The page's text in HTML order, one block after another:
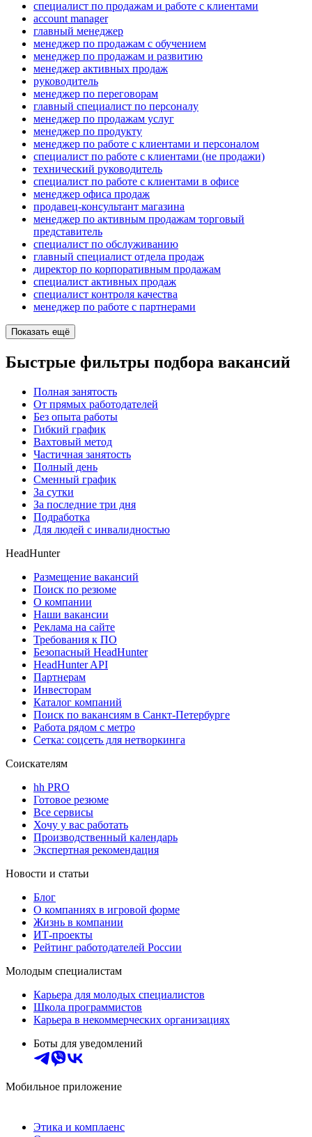
специалист по продажам и работе с клиентами
account manager
главный менеджер
менеджер по продажам с обучением
менеджер по продажам и развитию
менеджер активных продаж
руководитель
менеджер по переговорам
главный специалист по персоналу
менеджер по продажам услуг
менеджер по продукту
менеджер по работе с клиентами и персоналом
специалист по работе с клиентами (не продажи)
технический руководитель
специалист по работе с клиентами в офисе
менеджер офиса продаж
продавец-консультант магазина
менеджер по активным продажам торговый
представитель
специалист по обслуживанию
главный специалист отдела продаж
директор по корпоративным продажам
специалист активных продаж
специалист контроля качества
менеджер по работе с партнерами
Показать ещё
Быстрые фильтры подбора вакансий
Полная занятость
От прямых работодателей
Без опыта работы
Гибкий график
Вахтовый метод
Частичная занятость
Полный день
Сменный график
За сутки
За последние три дня
Подработка
Для людей с инвалидностью
HeadHunter
Размещение вакансий
Поиск по резюме
О компании
Наши вакансии
Реклама на сайте
Требования к ПО
Безопасный HeadHunter
HeadHunter API
Партнерам
Инвесторам
Каталог компаний
Поиск по вакансиям в Санкт-Петербурге
Работа рядом с метро
Сетка: соцсеть для нетворкинга
Соискателям
hh PRO
Готовое резюме
Все сервисы
Хочу у вас работать
Производственный календарь
Экспертная рекомендация
Новости и статьи
Блог
О компаниях в игровой форме
Жизнь в компании
ИТ-проекты
Рейтинг работодателей России
Молодым специалистам
Карьера для молодых специалистов
Школа программистов
Карьера в некоммерческих организациях
Боты для уведомлений
Мобильное приложение
Этика и комплаенс